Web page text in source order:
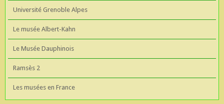
Université Grenoble Alpes
Le musée Albert-Kahn
Le Musée Dauphinois
Ramsès 2
Les musées en France